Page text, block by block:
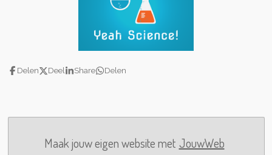
Delen Deel Share Delen
Maak jouw eigen website met JouwWeb